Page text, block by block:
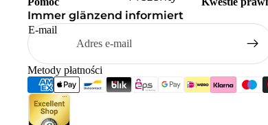
Immer glänzend informiert
E-mail
Metody płatności